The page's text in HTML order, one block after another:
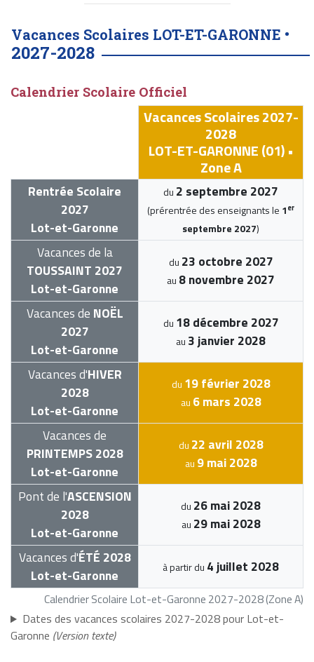
Vacances Scolaires LOT-ET-GARONNE •
2027-2028
Calendrier Scolaire Officiel
Calendrier Scolaire Lot-et-Garonne 2027-2028 (Zone A)
Vacances Scolaires 2027-
2028
LOT-ET-GARONNE (01) •
Zone A
Rentrée Scolaire
2027
Lot-et-Garonne
du 2 septembre 2027
(prérentrée des enseignants le 1er
septembre 2027)
Vacances de la
TOUSSAINT 2027
Lot-et-Garonne
du 23 octobre 2027
au 8 novembre 2027
Vacances de NOËL
2027
Lot-et-Garonne
du 18 décembre 2027
au 3 janvier 2028
Vacances d'HIVER
2028
Lot-et-Garonne
du 19 février 2028
au 6 mars 2028
Vacances de
PRINTEMPS 2028
Lot-et-Garonne
du 22 avril 2028
au 9 mai 2028
Pont de l'ASCENSION
2028
Lot-et-Garonne
du 26 mai 2028
au 29 mai 2028
Vacances d'ÉTÉ 2028
Lot-et-Garonne
à partir du 4 juillet 2028
Dates des vacances scolaires 2027-2028 pour Lot-et-
Garonne (Version texte)